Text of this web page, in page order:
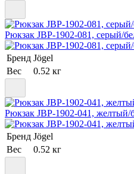
Рюкзак JBP-1902-081, серый/
Бренд Jögel
Вес
0.52 кг
Рюкзак JBP-1902-041,
Бренд Jögel
Вес
0.52 кг